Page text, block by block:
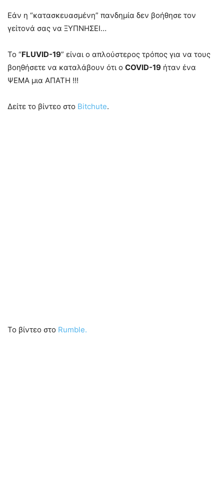
Εάν η “κατασκευασμένη” πανδημία δεν βοήθησε τον
γείτονά σας να ΞΥΠΝΗΣΕΙ…
Το “FLUVID-19” είναι ο απλούστερος τρόπος για να τους
βοηθήσετε να καταλάβουν ότι ο COVID-19 ήταν ένα
ΨΕΜΑ μια ΑΠΑΤΗ !!!
Δείτε το βίντεο στο Bitchute.
Το βίντεο στο Rumble.